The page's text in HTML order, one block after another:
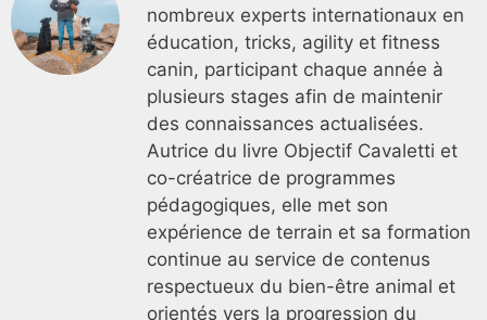
nombreux experts internationaux en
éducation, tricks, agility et fitness
canin, participant chaque année à
plusieurs stages afin de maintenir
des connaissances actualisées.
Autrice du livre Objectif Cavaletti et
co-créatrice de programmes
pédagogiques, elle met son
expérience de terrain et sa formation
continue au service de contenus
respectueux du bien-être animal et
orientés vers la progression du